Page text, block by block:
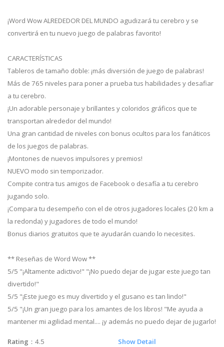
¡Word Wow ALREDEDOR DEL MUNDO agudizará tu cerebro y se
convertirá en tu nuevo juego de palabras favorito!
CARACTERÍSTICAS
Tableros de tamaño doble: ¡más diversión de juego de palabras!
Más de 765 niveles para poner a prueba tus habilidades y desafiar
a tu cerebro.
¡Un adorable personaje y brillantes y coloridos gráficos que te
transportan alrededor del mundo!
Una gran cantidad de niveles con bonus ocultos para los fanáticos
de los juegos de palabras.
¡Montones de nuevos impulsores y premios!
NUEVO modo sin temporizador.
Compite contra tus amigos de Facebook o desafía a tu cerebro
jugando solo.
¡Compara tu desempeño con el de otros jugadores locales (20 km a
la redonda) y jugadores de todo el mundo!
Bonus diarios gratuitos que te ayudarán cuando lo necesites.
** Reseñas de Word Wow **
5/5 "¡Altamente adictivo!" "¡No puedo dejar de jugar este juego tan
divertido!"
5/5 "¡Este juego es muy divertido y el gusano es tan lindo!"
5/5 "¡Un gran juego para los amantes de los libros! "Me ayuda a
mantener mi agilidad mental.... ¡y además no puedo dejar de jugarlo!
Rating ：4.5 Show Detail